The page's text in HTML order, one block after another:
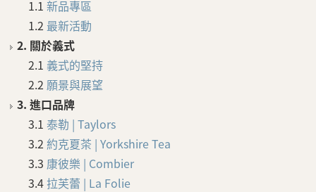
1.1 新品專區
1.2 最新活動
2. 關於義式
2.1 義式的堅持
2.2 願景與展望
3. 進口品牌
3.1 泰勒 | Taylors
3.2 約克夏茶 | Yorkshire Tea
3.3 康彼樂 | Combier
3.4 拉芙蕾 | La Folie